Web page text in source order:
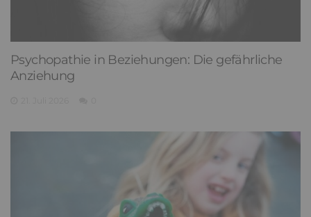
Psychopathie in Beziehungen: Die gefährliche
Anziehung